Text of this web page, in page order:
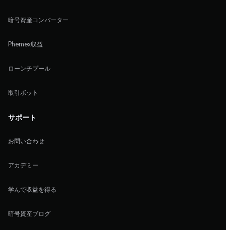
暗号資産コンバーター
Phemex収益
ローンチプール
取引ボット
サポート
お問い合わせ
アカデミー
学んで収益を得る
暗号資産ブログ